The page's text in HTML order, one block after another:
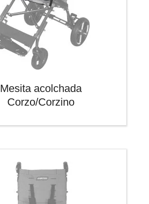
Mesita acolchada
Corzo/Corzino